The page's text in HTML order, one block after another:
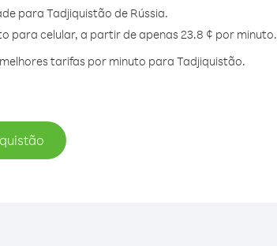
para Tadjiquistão de Rússia.
para celular, a partir de apenas 23.8 ¢ por minuto.
tarifas por minuto para Tadjiquistão.